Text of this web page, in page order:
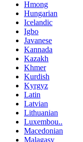
Hmong
Hungarian
Icelandic
Igbo
Javanese
Kannada
Kazakh
Khmer
Kurdish
Kyrgyz
Latin
Latvian
Lithuanian
Luxembou..
Macedonian
Malagasy